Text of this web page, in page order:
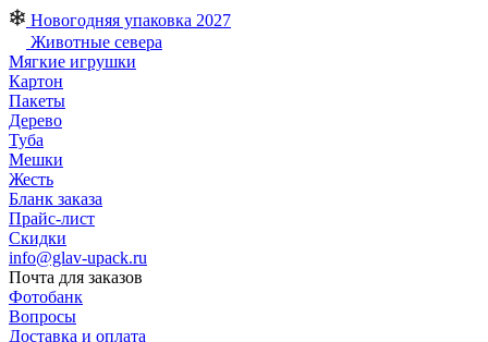
Новогодняя упаковка 2027
Животные севера
Мягкие игрушки
Картон
Пакеты
Дерево
Туба
Мешки
Жесть
Бланк заказа
Прайс-лист
Скидки
info@glav-upack.ru
Почта для заказов
Фотобанк
Вопросы
Доставка и оплата